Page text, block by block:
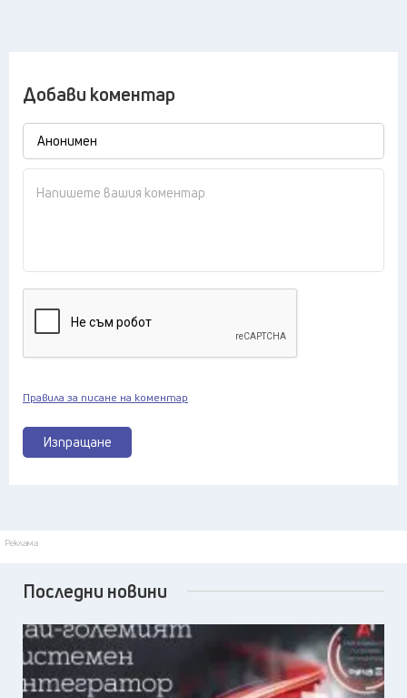
Добави коментар
Изпращане
Правила за писане на коментар
Реклама
Последни новини